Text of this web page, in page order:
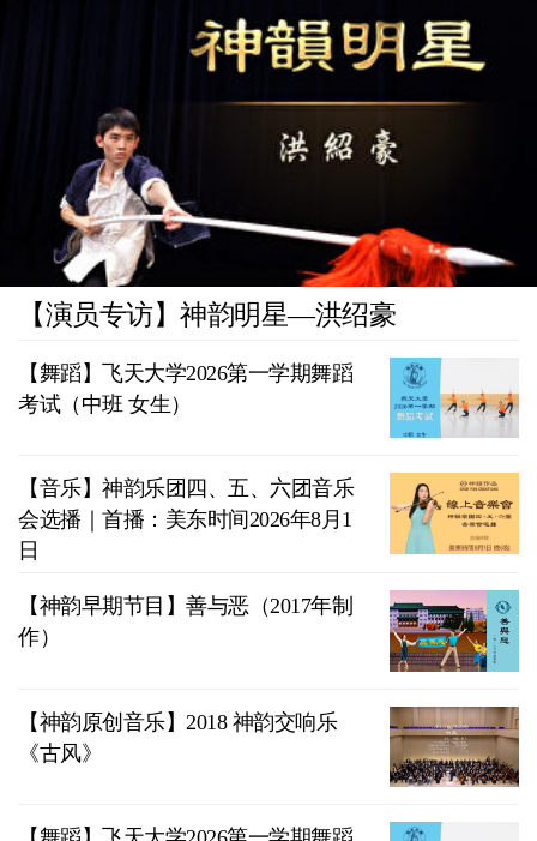
【演员专访】神韵明星—洪绍豪
【舞蹈】飞天大学2026第一学期舞蹈
考试（中班 女生）
【音乐】神韵乐团四、五、六团音乐
会选播｜首播：美东时间2026年8月1
日
【神韵早期节目】善与恶（2017年制
作）
【神韵原创音乐】2018 神韵交响乐
《古风》